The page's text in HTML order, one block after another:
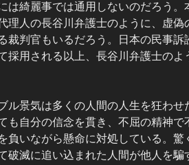
は綺麗事では通用しないのだろう
理人の長谷川弁護士のように、虚
裁判官もいるだろう。日本の民事
採用される以上、長谷川弁護士の
ル景気は多くの人間の人生を狂わ
も自分の信念を貫き、不屈の精神
負いながら懸命に対処している。
破滅に追い込まれた人間が他人を